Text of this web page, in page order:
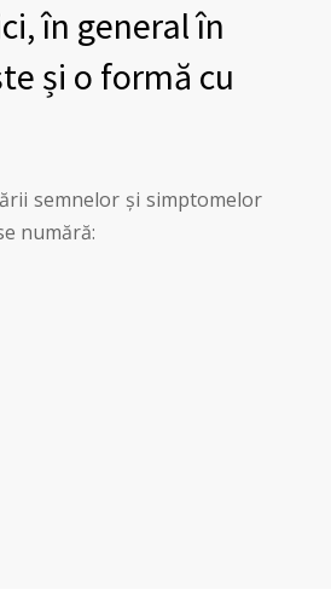
în general în
și o formă cu
semnelor și simptomelor
numără: